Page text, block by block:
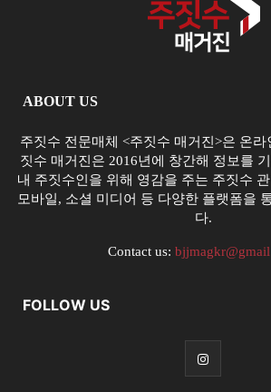
ABOUT US
주짓수 전문매체 <주짓수 매거진>은 온
짓수 매거진은 2016년에 창간해 정보를
내 주짓수인을 위해 영감을 주는 주짓수
모바일, 소셜 미디어 등 다양한 플랫폼을
다.
Contact us:
FOLLOW US